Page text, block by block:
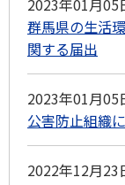
2023年01月05
群馬県の生活
関する届出
2023年01月05
公害防止組織
2022年12月23